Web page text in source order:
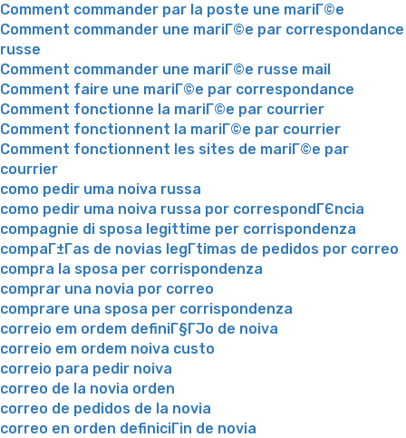
Comment commander par la poste une mariГ©e
Comment commander une mariГ©e par correspondance
russe
Comment commander une mariГ©e russe mail
Comment faire une mariГ©e par correspondance
Comment fonctionne la mariГ©e par courrier
Comment fonctionnent la mariГ©e par courrier
Comment fonctionnent les sites de mariГ©e par
courrier
como pedir uma noiva russa
como pedir uma noiva russa por correspondГЄncia
compagnie di sposa legittime per corrispondenza
compaГ±Г­as de novias legГ­timas de pedidos por correo
compra la sposa per corrispondenza
comprar una novia por correo
comprare una sposa per corrispondenza
correio em ordem definiГ§ГЈo de noiva
correio em ordem noiva custo
correio para pedir noiva
correo de la novia orden
correo de pedidos de la novia
correo en orden definiciГіn de novia